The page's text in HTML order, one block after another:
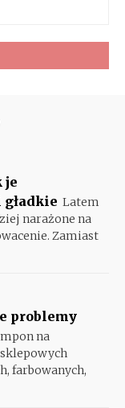
je
gładkie Latem
narażone na
Zamiast
problemy
na
sklepowych
farbowanych,